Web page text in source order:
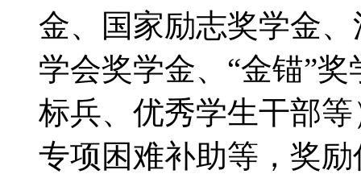
金、国家励志奖学金
学会奖学金、“金锚”
标兵、优秀学生干部
专项困难补助等，奖